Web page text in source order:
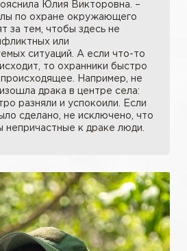
Юлия Викторовна. –
по охране окружающего
за тем, чтобы здесь не
или
ситуаций. А если что-то
то охранники быстро
Например, не
драка в центре села:
разняли и успокоили. Если
сделано, не исключено, что
непричастные к драке люди.